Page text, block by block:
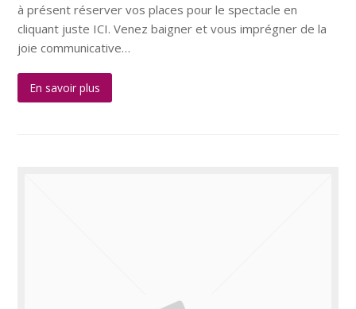
à présent réserver vos places pour le spectacle en
cliquant juste ICI. Venez baigner et vous imprégner de la
joie communicative…
En savoir plus